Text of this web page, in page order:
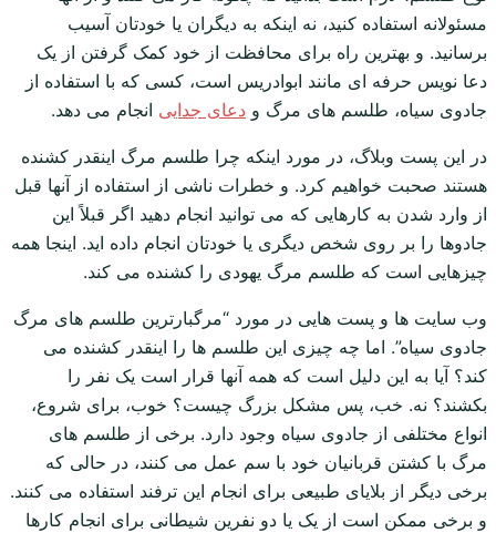
مسئولانه استفاده کنید، نه اینکه به دیگران یا خودتان آسیب
برسانید. و بهترین راه برای محافظت از خود کمک گرفتن از یک
دعا نویس حرفه ای مانند ابوادریس است، کسی که با استفاده از
جادوی سیاه، طلسم های مرگ و دعای جدایی انجام می دهد.
در این پست وبلاگ، در مورد اینکه چرا طلسم مرگ اینقدر کشنده
هستند صحبت خواهیم کرد. و خطرات ناشی از استفاده از آنها قبل
از وارد شدن به کارهایی که می توانید انجام دهید اگر قبلاً این
جادوها را بر روی شخص دیگری یا خودتان انجام داده اید. اینجا همه
چیزهایی است که طلسم مرگ یهودی را کشنده می کند.
وب سایت ها و پست هایی در مورد “مرگبارترین طلسم های مرگ
جادوی سیاه”. اما چه چیزی این طلسم ها را اینقدر کشنده می
کند؟ آیا به این دلیل است که همه آنها قرار است یک نفر را
بکشند؟ نه. خب، پس مشکل بزرگ چیست؟ خوب، برای شروع،
انواع مختلفی از جادوی سیاه وجود دارد. برخی از طلسم های
مرگ با کشتن قربانیان خود با سم عمل می کنند، در حالی که
برخی دیگر از بلایای طبیعی برای انجام این ترفند استفاده می کنند.
و برخی ممکن است از یک یا دو نفرین شیطانی برای انجام کارها